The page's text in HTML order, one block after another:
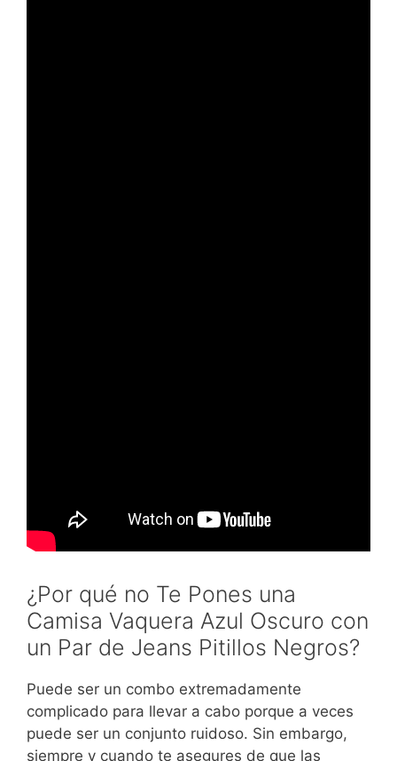
¿Por qué no Te Pones una
Camisa Vaquera Azul Oscuro con
un Par de Jeans Pitillos Negros?
Puede ser un combo extremadamente
complicado para llevar a cabo porque a veces
puede ser un conjunto ruidoso. Sin embargo,
siempre y cuando te asegures de que las